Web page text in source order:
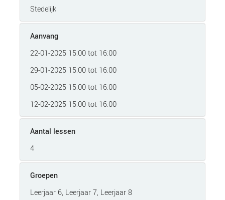
Stedelijk
Aanvang
22-01-2025 15:00 tot 16:00
29-01-2025 15:00 tot 16:00
05-02-2025 15:00 tot 16:00
12-02-2025 15:00 tot 16:00
Aantal lessen
4
Groepen
Leerjaar 6, Leerjaar 7, Leerjaar 8